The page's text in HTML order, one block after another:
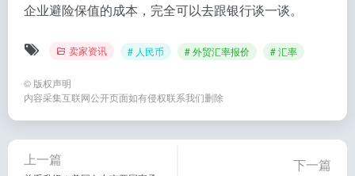
企业避险保值的成本，完全可以去跟银行谈一谈。
卖家资讯 # 人民币 # 外贸汇率报价 # 汇率
© 版权声明
内容采集互联网公开页面如有侵权联系我们删除
上一篇 下一篇